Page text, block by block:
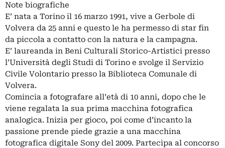
Note biografiche
E’ nata a Torino il 16 marzo 1991, vive a Gerbole di
Volvera da 25 anni e questo le ha permesso di star fin
da piccola a contatto con la natura e la campagna.
E’ laureanda in Beni Culturali Storico-Artistici presso
l’Università degli Studi di Torino e svolge il Servizio
Civile Volontario presso la Biblioteca Comunale di
Volvera.
Comincia a fotografare all’età di 10 anni, dopo che le
viene regalata la sua prima macchina fotografica
analogica. Inizia per gioco, poi come d’incanto la
passione prende piede grazie a una macchina
fotografica digitale Sony del 2009. Partecipa al concorso